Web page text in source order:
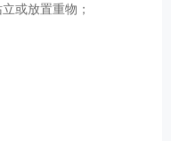
或放置重物；